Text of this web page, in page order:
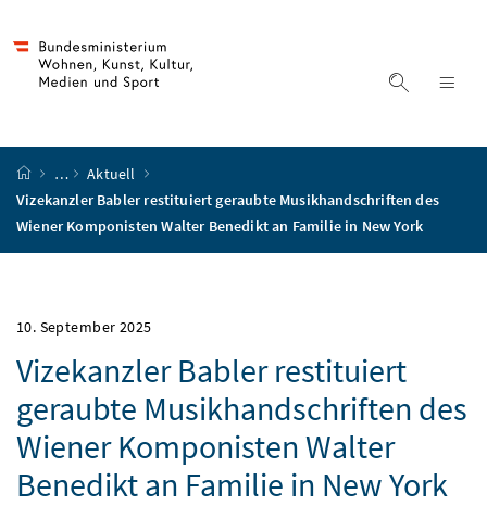
Suche
Startseite
…
Aktuell
Vizekanzler Babler restituiert geraubte Musikhandschriften des
Wiener Komponisten Walter Benedikt an Familie in New York
10. September 2025
Vizekanzler Babler restituiert
geraubte Musikhandschriften des
Wiener Komponisten Walter
Benedikt an Familie in New York